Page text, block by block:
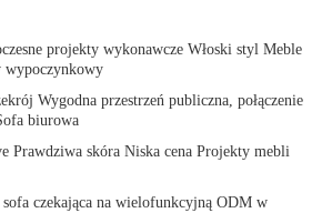
projekty wykonawcze Włoski styl Meble
wypoczynkowy
Wygodna przestrzeń publiczna, połączenie
biurowa
Prawdziwa skóra Niska cena Projekty mebli
czekająca na wielofunkcyjną ODM w